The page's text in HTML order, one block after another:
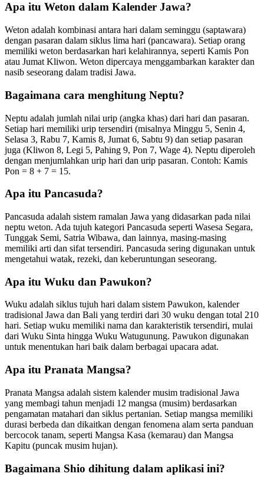
Apa itu Weton dalam Kalender Jawa?
Weton adalah kombinasi antara hari dalam seminggu (saptawara)
dengan pasaran dalam siklus lima hari (pancawara). Setiap orang
memiliki weton berdasarkan hari kelahirannya, seperti Kamis Pon
atau Jumat Kliwon. Weton dipercaya menggambarkan karakter dan
nasib seseorang dalam tradisi Jawa.
Bagaimana cara menghitung Neptu?
Neptu adalah jumlah nilai urip (angka khas) dari hari dan pasaran.
Setiap hari memiliki urip tersendiri (misalnya Minggu 5, Senin 4,
Selasa 3, Rabu 7, Kamis 8, Jumat 6, Sabtu 9) dan setiap pasaran
juga (Kliwon 8, Legi 5, Pahing 9, Pon 7, Wage 4). Neptu diperoleh
dengan menjumlahkan urip hari dan urip pasaran. Contoh: Kamis
Pon = 8 + 7 = 15.
Apa itu Pancasuda?
Pancasuda adalah sistem ramalan Jawa yang didasarkan pada nilai
neptu weton. Ada tujuh kategori Pancasuda seperti Wasesa Segara,
Tunggak Semi, Satria Wibawa, dan lainnya, masing-masing
memiliki arti dan sifat tersendiri. Pancasuda sering digunakan untuk
mengetahui watak, rezeki, dan keberuntungan seseorang.
Apa itu Wuku dan Pawukon?
Wuku adalah siklus tujuh hari dalam sistem Pawukon, kalender
tradisional Jawa dan Bali yang terdiri dari 30 wuku dengan total 210
hari. Setiap wuku memiliki nama dan karakteristik tersendiri, mulai
dari Wuku Sinta hingga Wuku Watugunung. Pawukon digunakan
untuk menentukan hari baik dalam berbagai upacara adat.
Apa itu Pranata Mangsa?
Pranata Mangsa adalah sistem kalender musim tradisional Jawa
yang membagi tahun menjadi 12 mangsa (musim) berdasarkan
pengamatan matahari dan siklus pertanian. Setiap mangsa memiliki
durasi berbeda dan dikaitkan dengan fenomena alam serta panduan
bercocok tanam, seperti Mangsa Kasa (kemarau) dan Mangsa
Kapitu (puncak musim hujan).
Bagaimana Shio dihitung dalam aplikasi ini?